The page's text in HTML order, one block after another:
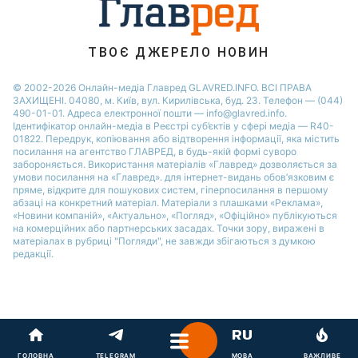
ТВОЄ ДЖЕРЕЛО НОВИН
© 2002-2026 Онлайн-медіа Главред GLAVRED.INFO. ВСІ ПРАВА
ЗАХИЩЕНІ. 04080, м. Київ, вул. Кирилівська, буд. 23. Телефон — (044)
490-01-01. Адреса електронної пошти — info@glavred.info.
Ідентифікатор онлайн-медіа в Реєстрі суб’єктів у сфері медіа — R40-
01822. Передрук, копіювання або відтворення інформації, яка містить
посилання на агентство ГЛАВРЕД, в будь-якій формi суворо
забороняється. Використання матеріалів «Главред» дозволяється за
умови посилання на «Главред». для інтернет-видань обов’язковим є
пряме, відкрите для пошукових систем, гіперпосилання в першому
абзаці на конкретний матеріал. Матеріали з плашками «Реклама»,
«Новини компаній», «Актуально», «Погляд», «Офіційно» публікуються
на комерційних або партнерських засадах. Точки зору, виражені в
матеріалах в рубриці "Погляди", не завжди збігаються з думкою
редакції.
ГОЛОВНА TELEGRAM МОВА ВАЖЛИВЕ